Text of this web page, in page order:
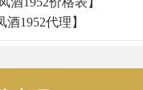
1952代理】